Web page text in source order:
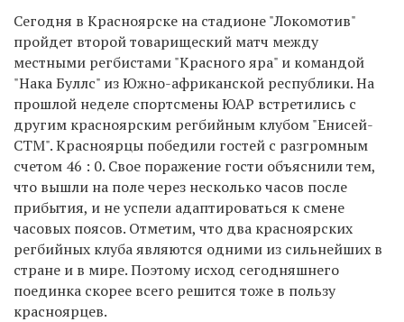
Сегодня в Красноярске на стадионе "Локомотив"
пройдет второй товарищеский матч между
местными регбистами "Красного яра" и командой
"Нака Буллс" из Южно-африканской республики. На
прошлой неделе спортсмены ЮАР встретились с
другим красноярским регбийным клубом "Енисей-
СТМ". Красноярцы победили гостей с разгромным
счетом 46 : 0. Свое поражение гости объяснили тем,
что вышли на поле через несколько часов после
прибытия, и не успели адаптироваться к смене
часовых поясов. Отметим, что два красноярских
регбийных клуба являются одними из сильнейших в
стране и в мире. Поэтому исход сегодняшнего
поединка скорее всего решится тоже в пользу
красноярцев.